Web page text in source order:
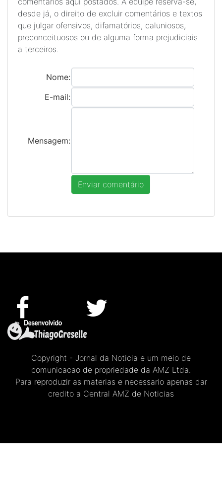
desde já, o direito de excluir comentários e textos
que julgar ofensivos, difamatórios, caluniosos,
preconceituosos ou de alguma forma prejudiciais
a terceiros.
Nome:
E-mail:
Mensagem:
Copyright - Jornal da Noticia e um meio de
comunicacao de propriedade da AMZ Ltda.
Para reproduzir as materias e necessario apenas dar
credito a Central AMZ de Noticias